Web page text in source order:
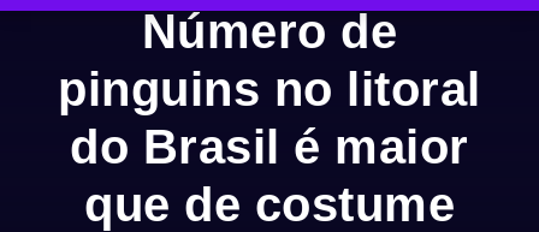
Número de
pinguins no litoral
do Brasil é maior
que de costume